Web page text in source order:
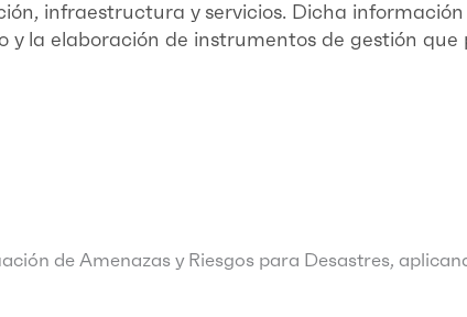
infraestructura y servicios. Dicha
y la elaboración de instrumentos de gestión
de Amenazas y Riesgos para Desastres,